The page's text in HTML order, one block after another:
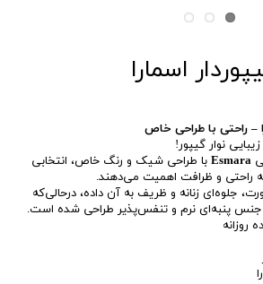
اسمارا
– راحتی با طراحی خاص
نوار گیپور!
Esmara با طراحی شیک و رنگ خاص، انتخابی
راحتی و ظرافت اهمیت می‌دهند.
جلوه‌ای زنانه و ظریف به آن داده، درحالی‌که
پنبه‌ای نرم و تنفس‌پذیر طراحی شده است.
روزانه